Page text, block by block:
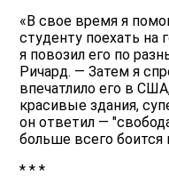
«В свое время я
студенту поехать
я повозил его по
Ричард. — Затем я
впечатлило его в
красивые здания,
он ответил —
больше всего боится
* * *